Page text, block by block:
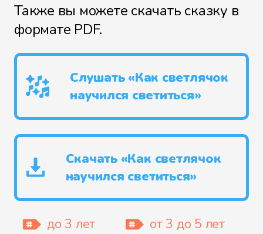
Также вы можете скачать сказку в
формате PDF.
Слушать «Как светлячок
научился светиться»
Скачать «Как светлячок
научился светиться»
до 3 лет
от 3 до 5 лет